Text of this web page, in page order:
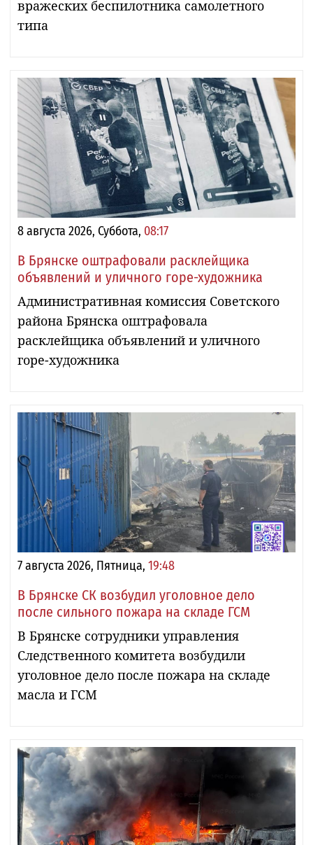
вражеских беспилотника самолетного
типа
8 августа 2026, Суббота, 08:17
В Брянске оштрафовали расклейщика
объявлений и уличного горе-художника
Административная комиссия Советского
района Брянска оштрафовала
расклейщика объявлений и уличного
горе-художника
7 августа 2026, Пятница, 19:48
В Брянске СК возбудил уголовное дело
после сильного пожара на складе ГСМ
В Брянске сотрудники управления
Следственного комитета возбудили
уголовное дело после пожара на складе
масла и ГСМ